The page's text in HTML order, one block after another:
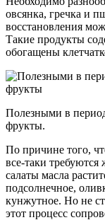
овсянка, гречка и
восстановления
Такие продукты
обогащены
Полезными в
фрукты.
По причине того,
все-таки
салаты масла
подсолнечное,
кунжутное. Но не
этот процесс